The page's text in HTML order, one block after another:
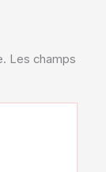
Les champs